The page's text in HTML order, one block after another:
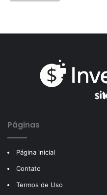
Páginas
Página inicial
Contato
Termos de Uso